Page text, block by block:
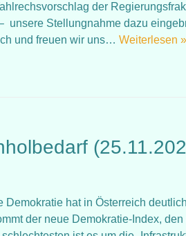
der
unsere Stellungnahme dazu
und freuen wir uns… Weiterlesen »
Demokratie hat in Österreich
der neue Demokratie-Index,